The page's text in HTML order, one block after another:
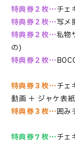
特典券２枚…チェ
特典券２枚…写メ
特典券２枚…私物
の)
特典券２枚…
特典券３枚…チェ
動画 ＋ ジャケ表
特典券３枚…囲み
特典券７枚…チェ